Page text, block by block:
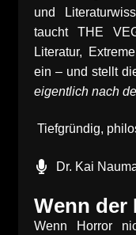
und
taucht THE
Literatur,
ein – und stellt
eigentlich nach
Tiefgründig,
Dr. Kai
Wenn der
Wenn Horror